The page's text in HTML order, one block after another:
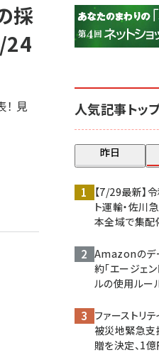
採
24
見
人気記事トッ
昨日
【7/29最新】
ト運輸・佐川
本全域で集配
Amazonのデ
約「エージェ
ルの使用ルー
ファーストリ
被災地緊急支
贈を決定、1